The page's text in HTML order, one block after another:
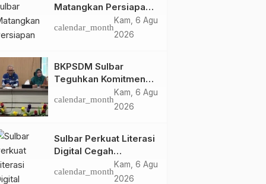
Matangkan Persiapan
HUT Ke-81 RI, Puncak
Upacara di Lapangan
calendar_month
Kam, 6 Agu
2026
BKPSDM Sulbar
Teguhkan Komitmen
Pengembangan
Kompetensi ASN
Perjanjian Tugas
Belajar 2026
calendar_month
Kam, 6 Agu
2026
Sulbar Perkuat Literasi
Digital Cegah
Kejahatan Love
Scamming
calendar_month
Kam, 6 Agu
2026